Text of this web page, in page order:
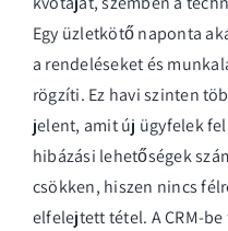
Egy üzletkötő naponta
a rendeléseket és
rögzíti. Ez havi szinten
jelent, amit új ügyfelek
hibázási lehetőségek
csökken, hiszen nincs
elfelejtett tétel. A CRM-